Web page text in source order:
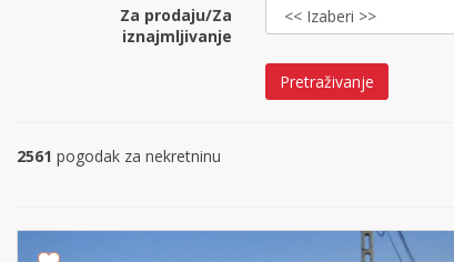
Za prodaju/Za
iznajmljivanje
Pretraživanje
2561 pogodak za nekretninu